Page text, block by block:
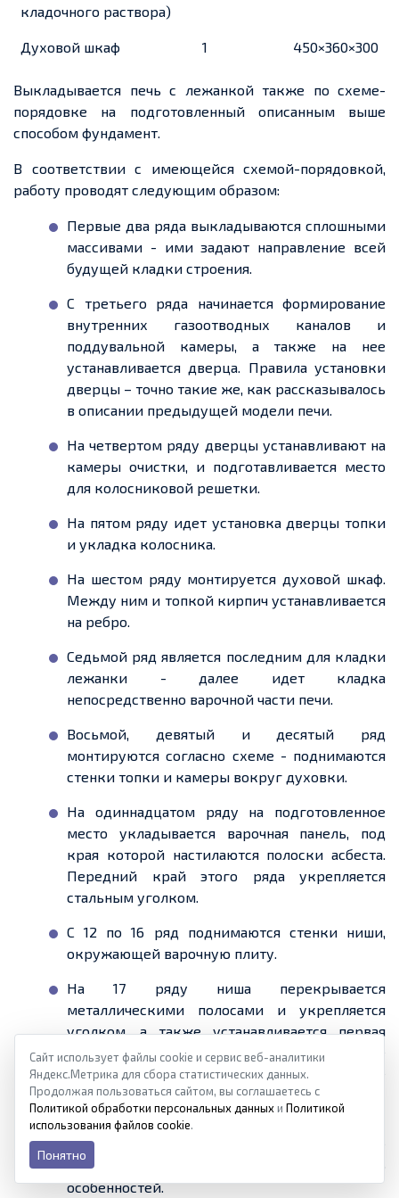
кладочного раствора)
Духовой шкаф 1 450×360×300
Выкладывается печь с лежанкой также по схеме-
порядовке на подготовленный описанным выше
способом фундамент.
В соответствии с имеющейся схемой-порядовкой,
работу проводят следующим образом:
Первые два ряда выкладываются сплошными
массивами - ими задают направление всей
будущей кладки строения.
С третьего ряда начинается формирование
внутренних газоотводных каналов и
поддувальной камеры, а также на нее
устанавливается дверца. Правила установки
дверцы – точно такие же, как рассказывалось
в описании предыдущей модели печи.
На четвертом ряду дверцы устанавливают на
камеры очистки, и подготавливается место
для колосниковой решетки.
На пятом ряду идет установка дверцы топки
и укладка колосника.
На шестом ряду монтируется духовой шкаф.
Между ним и топкой кирпич устанавливается
на ребро.
Седьмой ряд является последним для кладки
лежанки - далее идет кладка
непосредственно варочной части печи.
Восьмой, девятый и десятый ряд
монтируются согласно схеме - поднимаются
стенки топки и камеры вокруг духовки.
На одиннадцатом ряду на подготовленное
место укладывается варочная панель, под
края которой настилаются полоски асбеста.
Передний край этого ряда укрепляется
стальным уголком.
С 12 по 16 ряд поднимаются стенки ниши,
окружающей варочную плиту.
На 17 ряду ниша перекрывается
металлическими полосами и укрепляется
уголком, а также устанавливается первая
дымоходная задвижка. Ее раму вначале
монтируют на раствор, а затем в нее
устанавливают подвижную часть.
С 18 по 26 ряд кладка идет строго по схеме
порядовки, без каких бы то ни было
особенностей.
Сайт использует файлы cookie и сервис веб-аналитики
Яндекс.Метрика для сбора статистических данных.
Продолжая пользоваться сайтом, вы соглашаетесь с
Политикой обработки персональных данных и Политикой
использования файлов cookie.
Понятно